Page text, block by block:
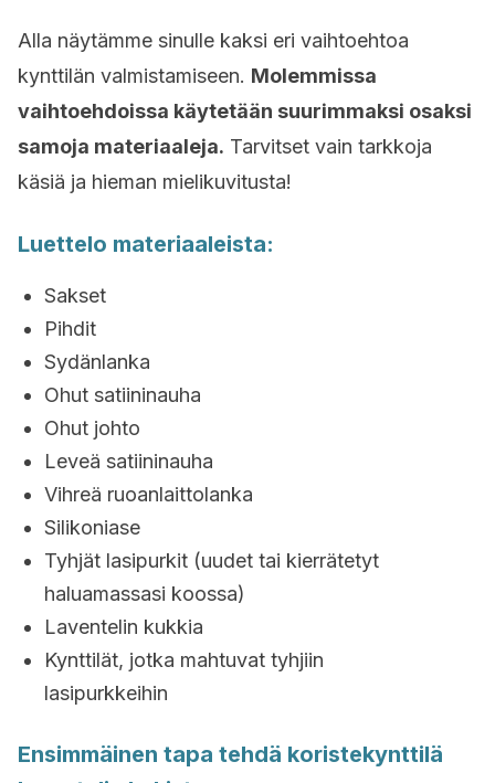
Alla näytämme sinulle kaksi eri vaihtoehtoa
kynttilän valmistamiseen. Molemmissa
vaihtoehdoissa käytetään suurimmaksi osaksi
samoja materiaaleja. Tarvitset vain tarkkoja
käsiä ja hieman mielikuvitusta!
Luettelo materiaaleista:
Sakset
Pihdit
Sydänlanka
Ohut satiininauha
Ohut johto
Leveä satiininauha
Vihreä ruoanlaittolanka
Silikoniase
Tyhjät lasipurkit (uudet tai kierrätetyt
haluamassasi koossa)
Laventelin kukkia
Kynttilät, jotka mahtuvat tyhjiin
lasipurkkeihin
Ensimmäinen tapa tehdä koristekynttilä